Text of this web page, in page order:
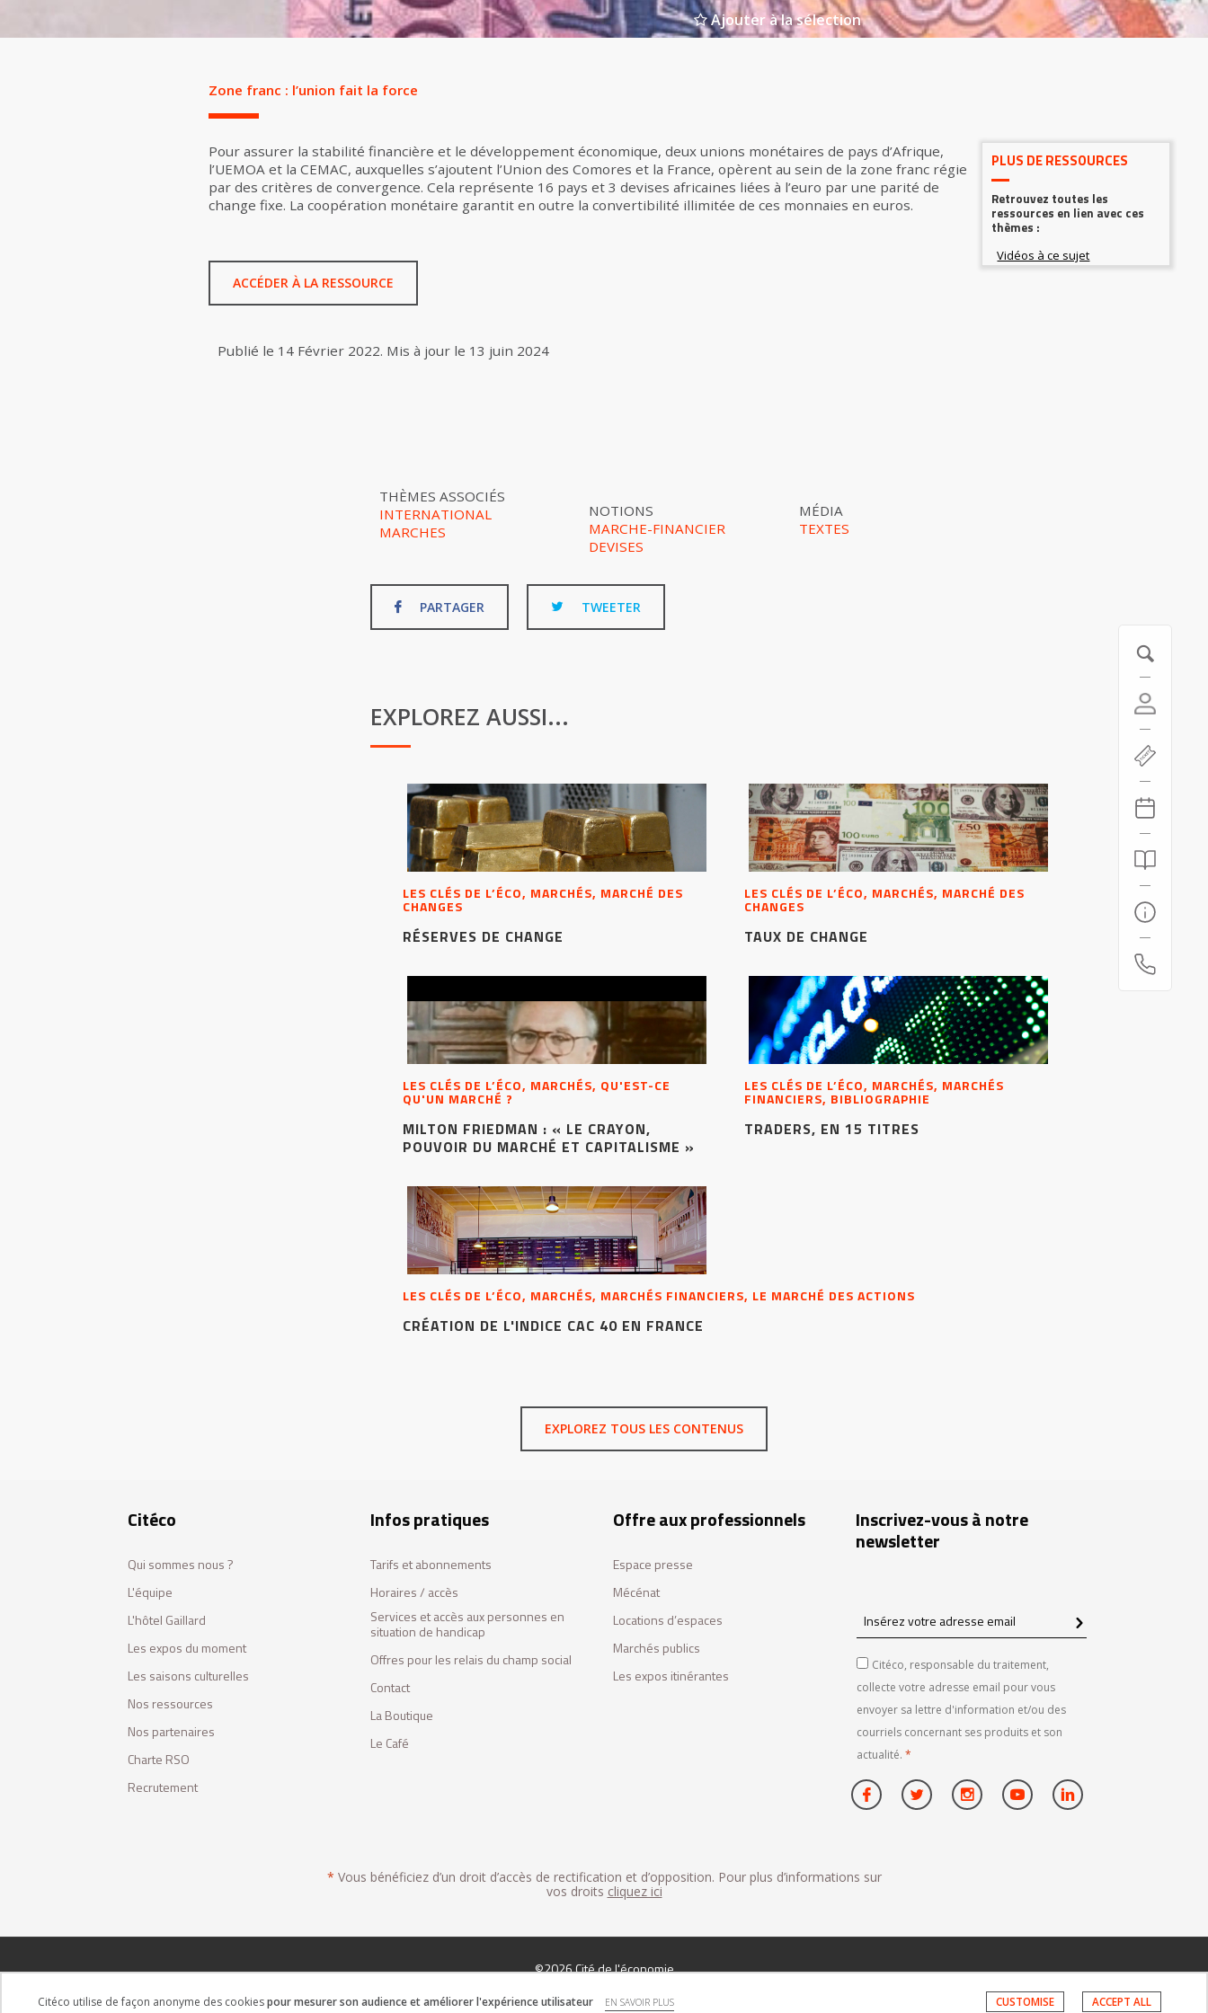
Ajouter à la sélection
Zone franc : l’union fait la force
Pour assurer la stabilité financière et le développement économique, deux unions monétaires de pays d’Afrique,
l’UEMOA et la CEMAC, auxquelles s’ajoutent l’Union des Comores et la France, opèrent au sein de la zone franc régie
par des critères de convergence. Cela représente 16 pays et 3 devises africaines liées à l’euro par une parité de
change fixe. La coopération monétaire garantit en outre la convertibilité illimitée de ces monnaies en euros.
ACCÉDER À LA RESSOURCE
Publié le 14 Février 2022. Mis à jour le 13 juin 2024
PLUS DE RESSOURCES
Retrouvez toutes les
ressources en lien avec ces
thèmes :
THÈMES ASSOCIÉS
INTERNATIONAL
MARCHES
NOTIONS
MARCHE-FINANCIER
DEVISES
MÉDIA
TEXTES
PARTAGER TWEETER
EXPLOREZ AUSSI...
LES CLÉS DE L’ÉCO, MARCHÉS, MARCHÉ DES
CHANGES
RÉSERVES DE CHANGE
LES CLÉS DE L’ÉCO, MARCHÉS, MARCHÉ DES
CHANGES
TAUX DE CHANGE
LES CLÉS DE L’ÉCO, MARCHÉS, QU'EST-CE
QU'UN MARCHÉ ?
MILTON FRIEDMAN : « LE CRAYON,
POUVOIR DU MARCHÉ ET CAPITALISME »
LES CLÉS DE L’ÉCO, MARCHÉS, MARCHÉS
FINANCIERS, BIBLIOGRAPHIE
TRADERS, EN 15 TITRES
LES CLÉS DE L’ÉCO, MARCHÉS, MARCHÉS FINANCIERS, LE MARCHÉ DES ACTIONS
CRÉATION DE L'INDICE CAC 40 EN FRANCE
EXPLOREZ TOUS LES CONTENUS
Citéco
Qui sommes nous ?
L'équipe
L'hôtel Gaillard
Les expos du moment
Les saisons culturelles
Nos ressources
Nos partenaires
Charte RSO
Recrutement
Infos pratiques
Tarifs et abonnements
Horaires / accès
Services et accès aux personnes en
situation de handicap
Offres pour les relais du champ social
Contact
La Boutique
Le Café
Offre aux professionnels
Espace presse
Mécénat
Locations d’espaces
Marchés publics
Les expos itinérantes
Inscrivez-vous à notre
newsletter
Insérez
votre
adresse
email
Citéco, responsable du traitement,
collecte votre adresse email pour vous
envoyer sa lettre d'information et/ou des
courriels concernant ses produits et son
actualité. *
* Vous bénéficiez d’un droit d’accès de rectification et d’opposition. Pour plus d’informations sur
vos droits cliquez ici
©2026 Cité de l'économie
Citéco utilise de façon anonyme des cookiespour mesurer son audience et améliorer l'expérience utilisateur EN SAVOIR PLUS ACCEPT ALL
CUSTOMISE